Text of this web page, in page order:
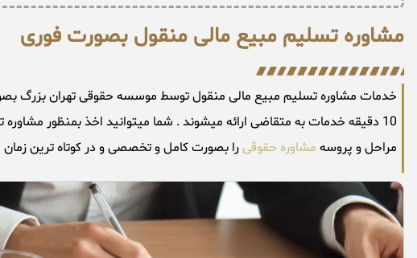
مشاوره تسلیم مبیع مالی منقول بصورت فوری
خدمات مشاوره تسلیم مبیع مالی منقول توسط موسسه حقوقی تهران بزرگ
10 دقیقه خدمات به متقاضی ارائه میشوند . شما میتوانید اخذ بمنظور
مراحل و پروسه مشاوره حقوقیرا بصورت کامل و تخصصی و در کوتاه ترین زمان